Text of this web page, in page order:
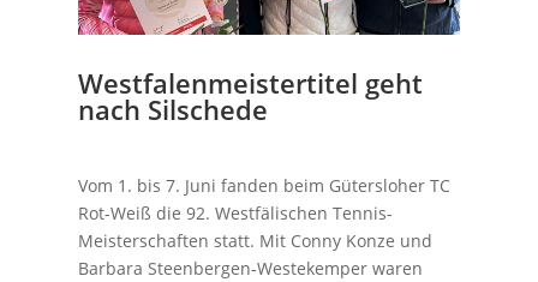
Westfalenmeistertitel geht
nach Silschede
Vom 1. bis 7. Juni fanden beim Gütersloher TC
Rot-Weiß die 92. Westfälischen Tennis-
Meisterschaften statt. Mit Conny Konze und
Barbara Steenbergen-Westekemper waren